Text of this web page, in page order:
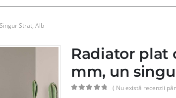
Strat, Alb
Radiator plat
mm, un
( Nu există recenzii